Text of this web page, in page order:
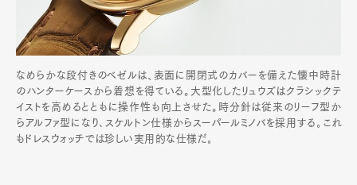
なめらかな段付きのベゼルは、表面に開閉式のカバーを備えた懐中時計
のハンターケースから着想を得ている。大型化したリュウズはクラシックテ
イストを高めるとともに操作性も向上させた。時分針は従来のリーフ型か
らアルファ型になり､スケルトン仕様からスーパールミノバを採用する｡これ
もドレスウォッチでは珍しい実用的な仕様だ｡